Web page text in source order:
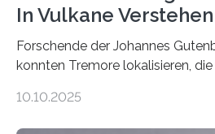
In Vulkane Verstehen
Forschende der Johannes
konnten Tremore lokalisieren,
Vulkan? Was passiert in der Erde
10.10.2025